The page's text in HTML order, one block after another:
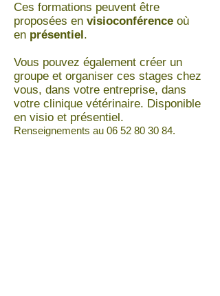
Ces formations peuvent être
proposées en visioconférence où
en présentiel.
Vous pouvez également créer un
groupe et organiser ces stages chez
vous, dans votre entreprise, dans
votre clinique vétérinaire. Disponible
en visio et présentiel.
Renseignements au 06 52 80 30 84.